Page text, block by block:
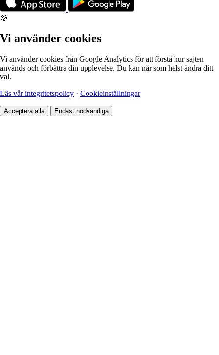
🍪
Vi använder cookies
Vi använder cookies från Google Analytics för att förstå hur sajten
används och förbättra din upplevelse. Du kan när som helst ändra ditt
val.
Läs vår integritetspolicy · Cookieinställningar
Acceptera alla Endast nödvändiga